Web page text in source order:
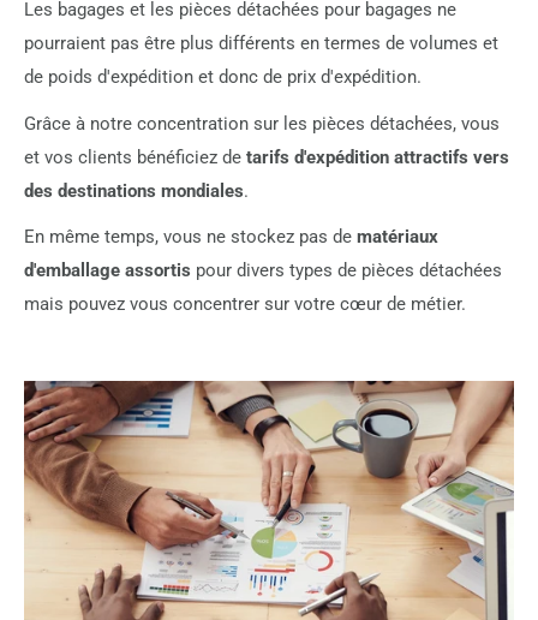
Les bagages et les pièces détachées pour bagages ne
pourraient pas être plus différents en termes de volumes et
de poids d'expédition et donc de prix d'expédition.
Grâce à notre concentration sur les pièces détachées, vous
et vos clients bénéficiez de tarifs d'expédition attractifs vers
des destinations mondiales.
En même temps, vous ne stockez pas de matériaux
d'emballage assortis pour divers types de pièces détachées
mais pouvez vous concentrer sur votre cœur de métier.